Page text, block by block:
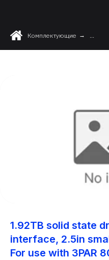
Комплектующие → ...
1.92TB solid state
interface, 2.5in
For use with 3PAR